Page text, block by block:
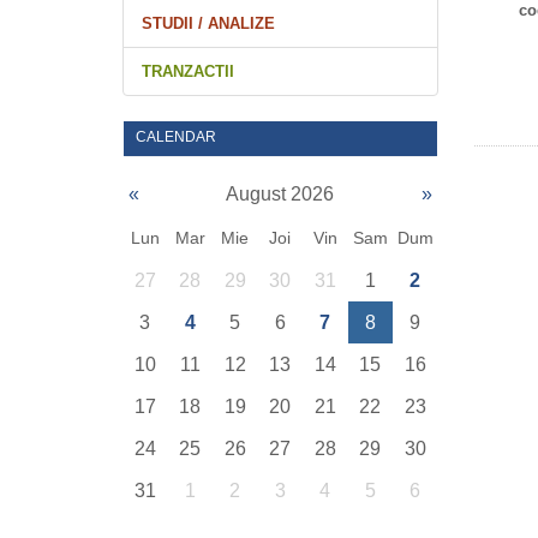
STUDII / ANALIZE
TRANZACTII
CALENDAR
« August 2026 »
Lun Mar Mie Joi Vin Sam Dum
27 28 29 30 31 1 2
3 4 5 6 7 8 9
10 11 12 13 14 15 16
17 18 19 20 21 22 23
24 25 26 27 28 29 30
31 1 2 3 4 5 6